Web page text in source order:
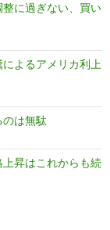
に過ぎない、買い
よるアメリカ利上
のは無駄
昇はこれからも続